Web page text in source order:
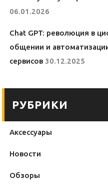
06.01.2026
Chat GPT: революция в
общении и
сервисов 30.12.2025
РУБРИКИ
Аксессуары
Новости
Обзоры